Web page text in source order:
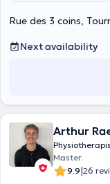
Rue des 3 coins,
Next availability
Arthur
Master
9.9|26